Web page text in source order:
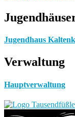
Jugendhaus
Verwaltung
Hauptverwaltung